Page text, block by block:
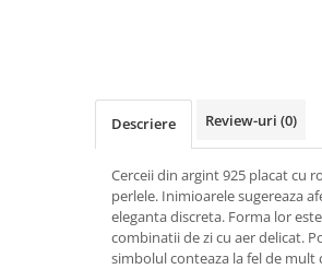
Descriere Review-uri (0)
Cerceii din argint 925 placat cu
perlele. Inimioarele sugereaza
eleganta discreta. Forma lor
combinatii de zi cu aer delicat.
simbolul conteaza la fel de mult